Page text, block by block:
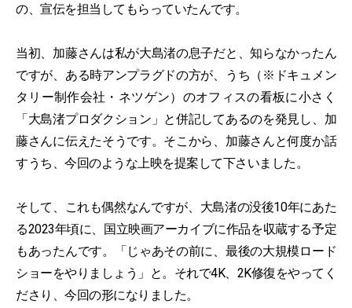
の、宣伝を担当してもらっていたんです。
当初、加藤さんは私が大島渚の息子だと、知らなかったん
ですが、ある時アンプラグドの方が、うち（※ドキュメン
タリー制作会社・ネツゲン）のオフィスの看板に小さく
「大島渚プロダクション」と併記してあるのを発見し、加
藤さんに伝えたそうです。そこから、加藤さんと何度か話
すうち、今回のような上映を提案して下さいました。
そして、これも偶然なんですが、大島渚の没後10年にあた
る2023年頃に、国立映画アーカイブに作品を収蔵する予定
もあったんです。「じゃあその前に、最後の大規模ロード
ショーをやりましょう」と。それで4K、2K修復をやってく
ださり、今回の形になりました。